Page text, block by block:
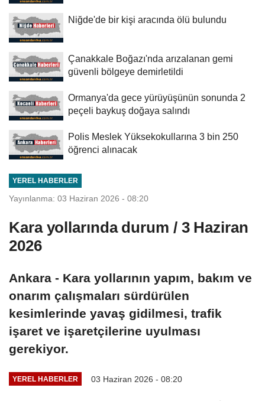
Niğde'de bir kişi aracında ölü bulundu
Çanakkale Boğazı'nda arızalanan gemi
güvenli bölgeye demirletildi
Ormanya'da gece yürüyüşünün sonunda 2
peçeli baykuş doğaya salındı
Polis Meslek Yüksekokullarına 3 bin 250
öğrenci alınacak
YEREL HABERLER
Yayınlanma: 03 Haziran 2026 - 08:20
Kara yollarında durum / 3 Haziran
2026
Ankara - Kara yollarının yapım, bakım ve
onarım çalışmaları sürdürülen
kesimlerinde yavaş gidilmesi, trafik
işaret ve işaretçilerine uyulması
gerekiyor.
YEREL HABERLER 03 Haziran 2026 - 08:20